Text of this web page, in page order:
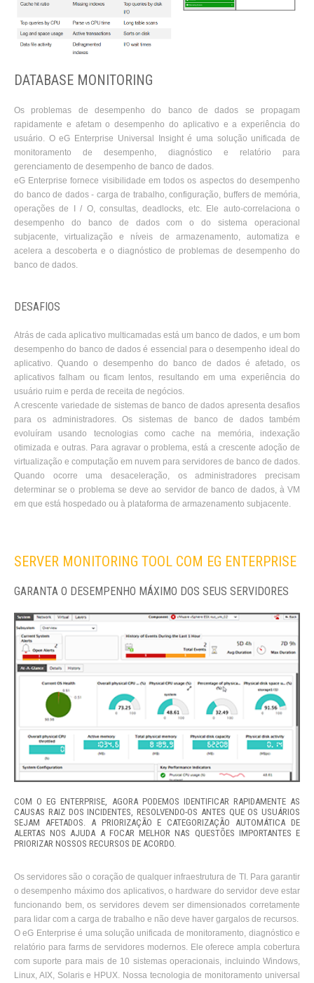
DATABASE MONITORING
Os problemas de desempenho do banco de dados se propagam
rapidamente e afetam o desempenho do aplicativo e a experiência do
usuário. O eG Enterprise Universal Insight é uma solução unificada de
monitoramento de desempenho, diagnóstico e relatório para
gerenciamento de desempenho de banco de dados.
eG Enterprise fornece visibilidade em todos os aspectos do desempenho
do banco de dados - carga de trabalho, configuração, buffers de memória,
operações de I / O, consultas, deadlocks, etc. Ele auto-correlaciona o
desempenho do banco de dados com o do sistema operacional
subjacente, virtualização e níveis de armazenamento, automatiza e
acelera a descoberta e o diagnóstico de problemas de desempenho do
banco de dados.
DESAFIOS
Atrás de cada aplicativo multicamadas está um banco de dados, e um bom
desempenho do banco de dados é essencial para o desempenho ideal do
aplicativo. Quando o desempenho do banco de dados é afetado, os
aplicativos falham ou ficam lentos, resultando em uma experiência do
usuário ruim e perda de receita de negócios.
A crescente variedade de sistemas de banco de dados apresenta desafios
para os administradores. Os sistemas de banco de dados também
evoluíram usando tecnologias como cache na memória, indexação
otimizada e outras. Para agravar o problema, está a crescente adoção de
virtualização e computação em nuvem para servidores de banco de dados.
Quando ocorre uma desaceleração, os administradores precisam
determinar se o problema se deve ao servidor de banco de dados, à VM
em que está hospedado ou à plataforma de armazenamento subjacente.
SERVER MONITORING TOOL COM EG ENTERPRISE
GARANTA O DESEMPENHO MÁXIMO DOS SEUS SERVIDORES
COM O EG ENTERPRISE, AGORA PODEMOS IDENTIFICAR RAPIDAMENTE AS
CAUSAS RAIZ DOS INCIDENTES, RESOLVENDO-OS ANTES QUE OS USUÁRIOS
SEJAM AFETADOS. A PRIORIZAÇÃO E CATEGORIZAÇÃO AUTOMÁTICA DE
ALERTAS NOS AJUDA A FOCAR MELHOR NAS QUESTÕES IMPORTANTES E
PRIORIZAR NOSSOS RECURSOS DE ACORDO.
Os servidores são o coração de qualquer infraestrutura de TI. Para garantir
o desempenho máximo dos aplicativos, o hardware do servidor deve estar
funcionando bem, os servidores devem ser dimensionados corretamente
para lidar com a carga de trabalho e não deve haver gargalos de recursos.
O eG Enterprise é uma solução unificada de monitoramento, diagnóstico e
relatório para farms de servidores modernos. Ele oferece ampla cobertura
com suporte para mais de 10 sistemas operacionais, incluindo Windows,
Linux, AIX, Solaris e HPUX. Nossa tecnologia de monitoramento universal